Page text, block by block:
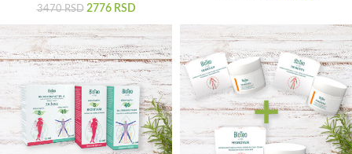
3470RSD 2776 RSD